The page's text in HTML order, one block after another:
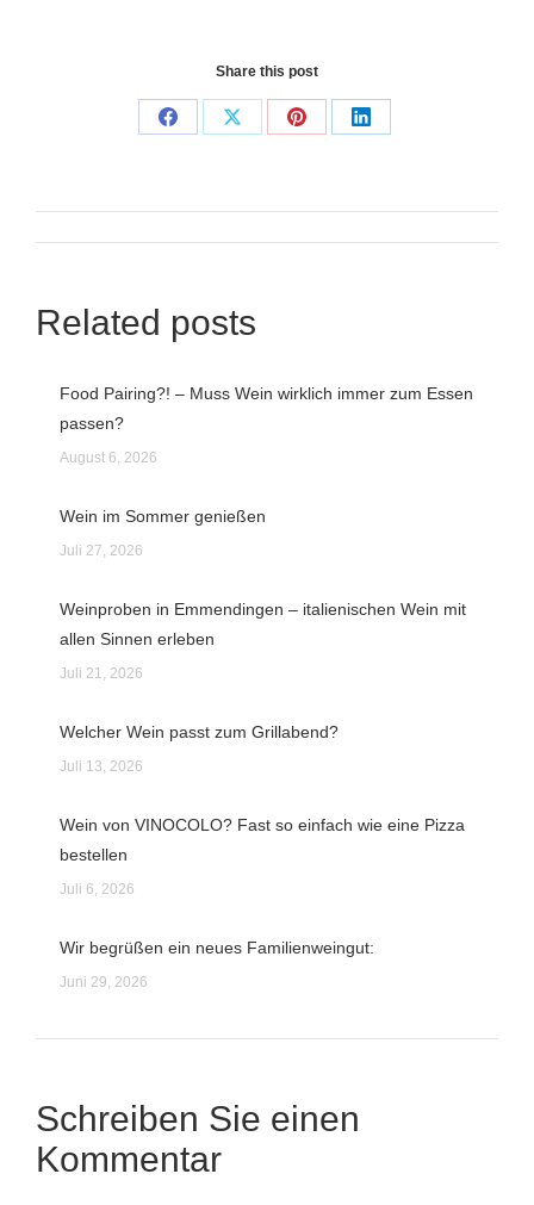
Share this post
Share
Share
Share
Share
Post
navigation
Related posts
Food Pairing?! – Muss Wein wirklich immer zum Essen
passen?
August 6, 2026
Wein im Sommer genießen
Juli 27, 2026
Weinproben in Emmendingen – italienischen Wein mit
allen Sinnen erleben
Juli 21, 2026
Welcher Wein passt zum Grillabend?
Juli 13, 2026
Wein von VINOCOLO? Fast so einfach wie eine Pizza
bestellen
Juli 6, 2026
Wir begrüßen ein neues Familienweingut:
Juni 29, 2026
Schreiben Sie einen
Kommentar